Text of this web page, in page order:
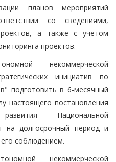
планов мероприятий
со сведениями,
а также с учетом
проектов.
некоммерческой
инициатив по
подготовить в 6-месячный
настоящего постановления
Национальной
на долгосрочный период и
соблюдением.
некоммерческой